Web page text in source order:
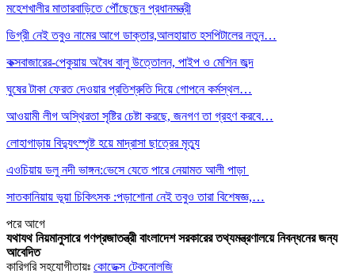
মহেশখালীর মাতারবাড়িতে পৌঁছেছেন প্রধানমন্ত্রী
ডিগ্রী নেই তবুও নামের আগে ডাক্তার,আলহায়াত হসপিটালের নতুন…
কক্সবাজারের-পেকুয়ায় অবৈধ বালু উত্তোলন, পাইপ ও মেশিন জব্দ
ঘুষের টাকা ফেরত দেওয়ার প্রতিশ্রুতি দিয়ে গোপনে কর্মস্থল…
আওয়ামী লীগ অস্থিরতা সৃষ্টির চেষ্টা করছে, জনগণ তা গ্রহণ করবে…
লোহাগাড়ায় বিদ্যুৎস্পৃষ্ট হয়ে মাদ্রাসা ছাত্রের মৃত্যু
এওচিয়ায় ডলু নদী ভাঙ্গন:ভেসে যেতে পারে নেয়ামত আলী পাড়া
সাতকানিয়ায় ভূয়া চিকিৎসক :পড়াশোনা নেই তবুও তারা বিশেষজ্ঞ,…
পরেআগে
যথাযথ নিয়মানুসারে গণপ্রজাতন্ত্রী বাংলাদেশ সরকারের তথ্যমন্ত্রণালয়ে নিবন্ধনের জন্য
আবেদিত
কারিগরি সহযোগীতায়ঃ কোডেক্স টেকনোলজি